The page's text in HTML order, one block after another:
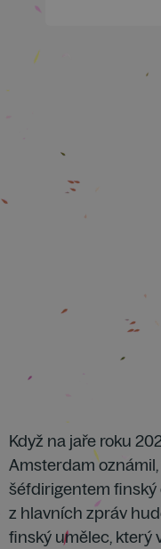
Když na jaře roku
Amsterdam
šéfdirigentem finský
z hlavních zpráv
finský umělec, který